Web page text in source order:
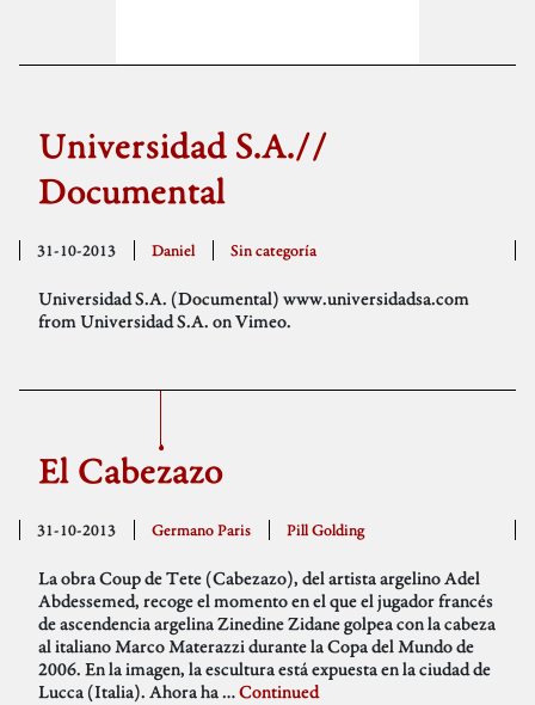
Universidad S.A.//
Documental
31-10-2013 Daniel Sin categoría
Universidad S.A. (Documental) www.universidadsa.com
from Universidad S.A. on Vimeo.
El Cabezazo
31-10-2013 Germano Paris Pill Golding
La obra Coup de Tete (Cabezazo), del artista argelino Adel
Abdessemed, recoge el momento en el que el jugador francés
de ascendencia argelina Zinedine Zidane golpea con la cabeza
al italiano Marco Materazzi durante la Copa del Mundo de
2006. En la imagen, la escultura está expuesta en la ciudad de
Lucca (Italia). Ahora ha …Continued